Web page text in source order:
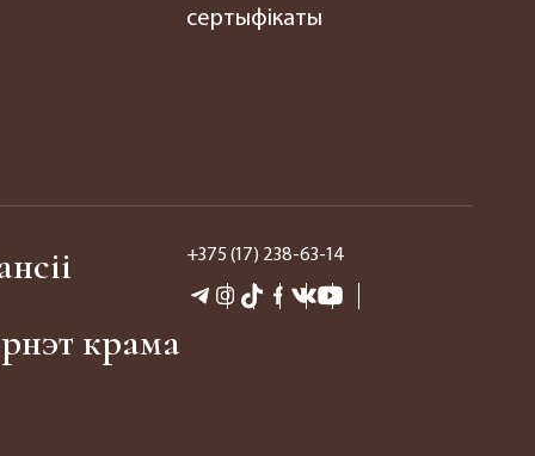
сертыфікаты
крама
+375 (17) 238-63-14